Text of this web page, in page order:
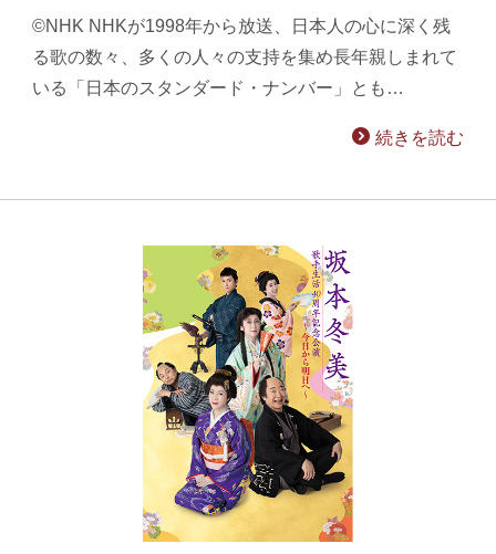
©NHK NHKが1998年から放送、日本人の心に深く残
る歌の数々、多くの人々の支持を集め長年親しまれて
いる「日本のスタンダード・ナンバー」とも…
続きを読む